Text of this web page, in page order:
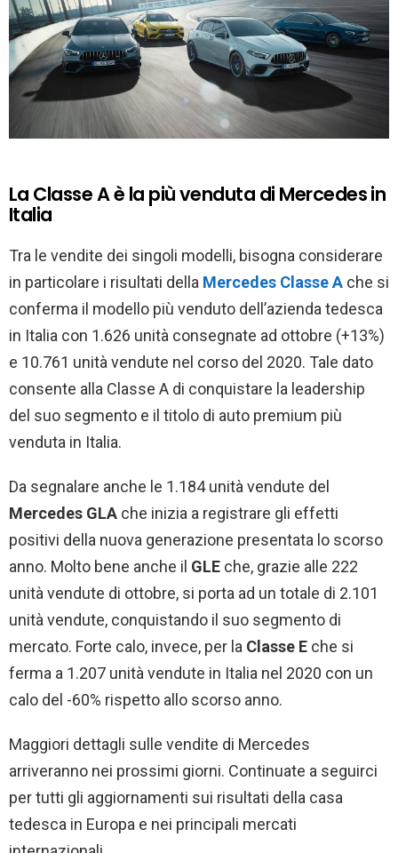
La Classe A è la più venduta di Mercedes in
Italia
Tra le vendite dei singoli modelli, bisogna considerare
in particolare i risultati della Mercedes Classe A che si
conferma il modello più venduto dell’azienda tedesca
in Italia con 1.626 unità consegnate ad ottobre (+13%)
e 10.761 unità vendute nel corso del 2020. Tale dato
consente alla Classe A di conquistare la leadership
del suo segmento e il titolo di auto premium più
venduta in Italia.
Da segnalare anche le 1.184 unità vendute del
Mercedes GLA che inizia a registrare gli effetti
positivi della nuova generazione presentata lo scorso
anno. Molto bene anche il GLE che, grazie alle 222
unità vendute di ottobre, si porta ad un totale di 2.101
unità vendute, conquistando il suo segmento di
mercato. Forte calo, invece, per la Classe E che si
ferma a 1.207 unità vendute in Italia nel 2020 con un
calo del -60% rispetto allo scorso anno.
Maggiori dettagli sulle vendite di Mercedes
arriveranno nei prossimi giorni. Continuate a seguirci
per tutti gli aggiornamenti sui risultati della casa
tedesca in Europa e nei principali mercati